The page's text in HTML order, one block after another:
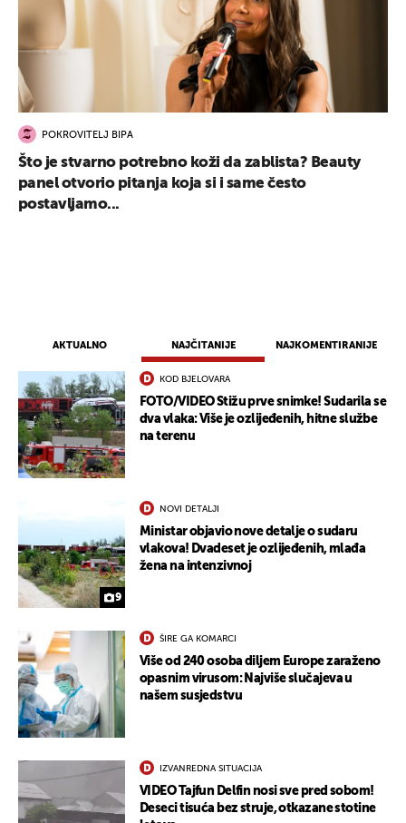
AKTUALNO NAJČITANIJE NAJKOMENTIRANIJE
KOD BJELOVARA
FOTO/VIDEO Stižu prve snimke! Sudarila se
dva vlaka: Više je ozlijeđenih, hitne službe
na terenu
9
NOVI DETALJI
Ministar objavio nove detalje o sudaru
vlakova! Dvadeset je ozlijeđenih, mlađa
žena na intenzivnoj
ŠIRE GA KOMARCI
Više od 240 osoba diljem Europe zaraženo
opasnim virusom: Najviše slučajeva u
našem susjedstvu
IZVANREDNA SITUACIJA
VIDEO Tajfun Delfin nosi sve pred sobom!
Deseci tisuća bez struje, otkazane stotine
POKROVITELJ BIPA
Što je stvarno potrebno koži da zablista? Beauty
panel otvorio pitanja koja si i same često
postavljamo...